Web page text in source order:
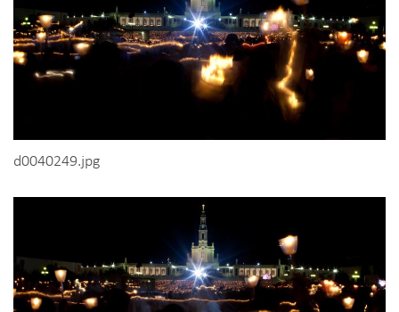
d0040249.jpg